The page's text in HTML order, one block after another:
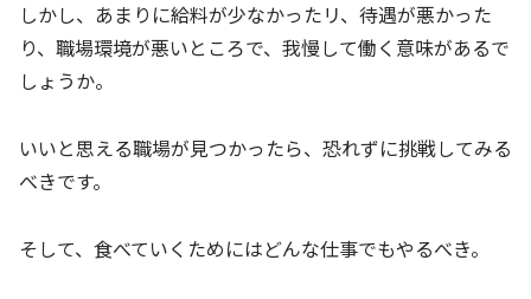
しかし、あまりに給料が少なかったリ、待遇が悪かった
り、職場環境が悪いところで、我慢して働く意味があるで
しょうか。
いいと思える職場が見つかったら、恐れずに挑戦してみる
べきです。
そして、食べていくためにはどんな仕事でもやるべき。